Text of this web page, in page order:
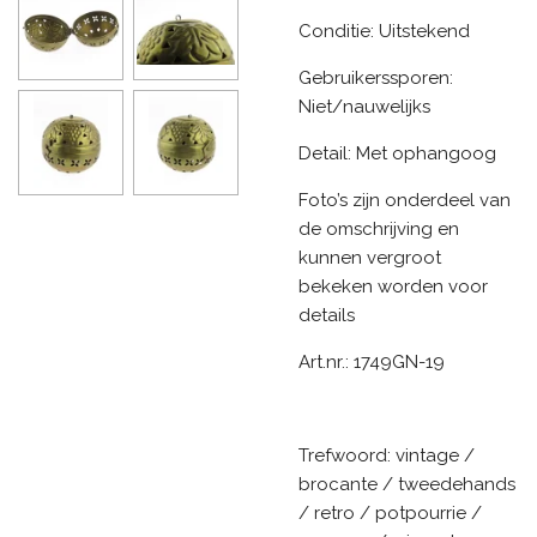
Conditie: Uitstekend
Gebruikerssporen:
Niet/nauwelijks
Detail: Met ophangoog
Foto’s zijn onderdeel van
de omschrijving en
kunnen vergroot
bekeken worden voor
details
Art.nr.: 1749GN-19
Trefwoord: vintage /
brocante / tweedehands
/ retro / potpourrie /